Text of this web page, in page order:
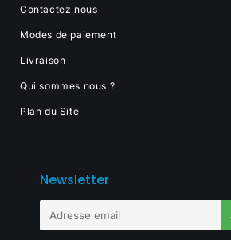
Contactez nous
Modes de paiement
Livraison
Qui sommes nous ?
Plan du Site
Newsletter
mail